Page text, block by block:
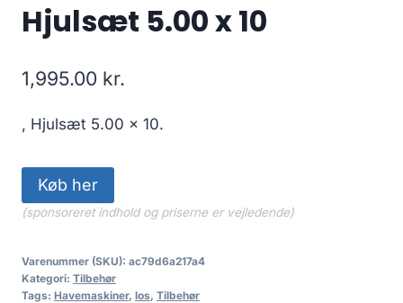
Hjulsæt 5.00 x 10
1,995.00 kr.
, Hjulsæt 5.00 x 10.
Køb her
(sponsoreret indhold og priserne er vejledende)
Varenummer (SKU): ac79d6a217a4
Kategori: Tilbehør
Tags: Havemaskiner, los, Tilbehør